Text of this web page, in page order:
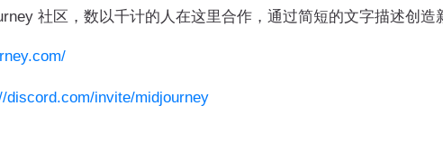
社区，数以千计的人在这里合作，通过简短的文字描述创造
discord.com/invite/midjourney